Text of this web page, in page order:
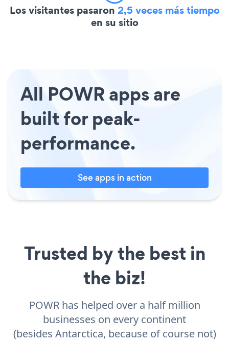
Los visitantes pasaron 2,5 veces más tiempo
en su sitio
All POWR apps are
built for peak-
performance.
See apps in action
Trusted by the best in
the biz!
POWR has helped over a half million
businesses on every continent
(besides Antarctica, because of course not)